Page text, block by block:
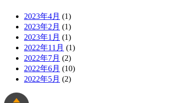
2023年4月 (1)
2023年2月 (1)
2023年1月 (1)
2022年11月 (1)
2022年7月 (2)
2022年6月 (10)
2022年5月 (2)